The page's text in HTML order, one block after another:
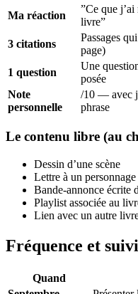
Ma réaction
”Ce que j’ai
livre”
3 citations
Passages
page)
1 question
Une
posée
Note
personnelle
/10 — avec
phrase
Le contenu libre (au
Dessin d’une scène
Lettre à un personnage
Bande-annonce
Playlist associée au
Lien avec un autre
Fréquence et suivi
Quand